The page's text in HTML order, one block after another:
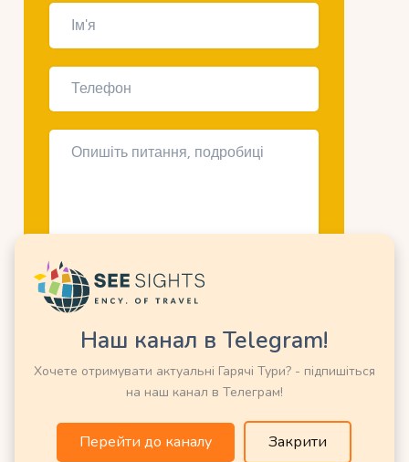
Можливо Вас зацікавить ще:
Енциклопедія Курортів та Країн Світу
Пошук турів онлайн
Наш канал в Telegram!
Хочете отримувати актуальні Гарячі Тури? - підпишіться
на наш канал в Телеграм!
Перейти до каналу Закрити